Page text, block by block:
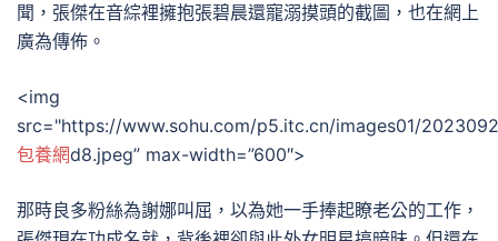
聞，張傑在音綜裡擁抱張碧晨還寵溺摸頭的截圖，也在網上
廣為傳佈。
<img
src="https://www.sohu.com/p5.itc.cn/images01/
包養網d8.jpeg” max-width=”600″>
那時良多粉絲為謝娜叫屈，以為她一手捧起瞭老公的工作，